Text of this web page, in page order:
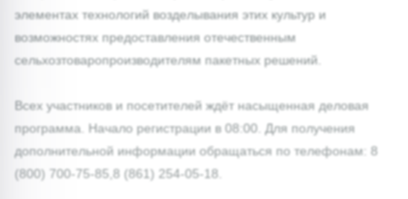
элементах технологий возделывания этих культур и
возможностях предоставления отечественным
сельхозтоваропроизводителям пакетных решений.
Всех участников и посетителей ждёт насыщенная деловая
программа. Начало регистрации в 08:00. Для получения
дополнительной информации обращаться по телефонам: 8
(800) 700-75-85,8 (861) 254-05-18.